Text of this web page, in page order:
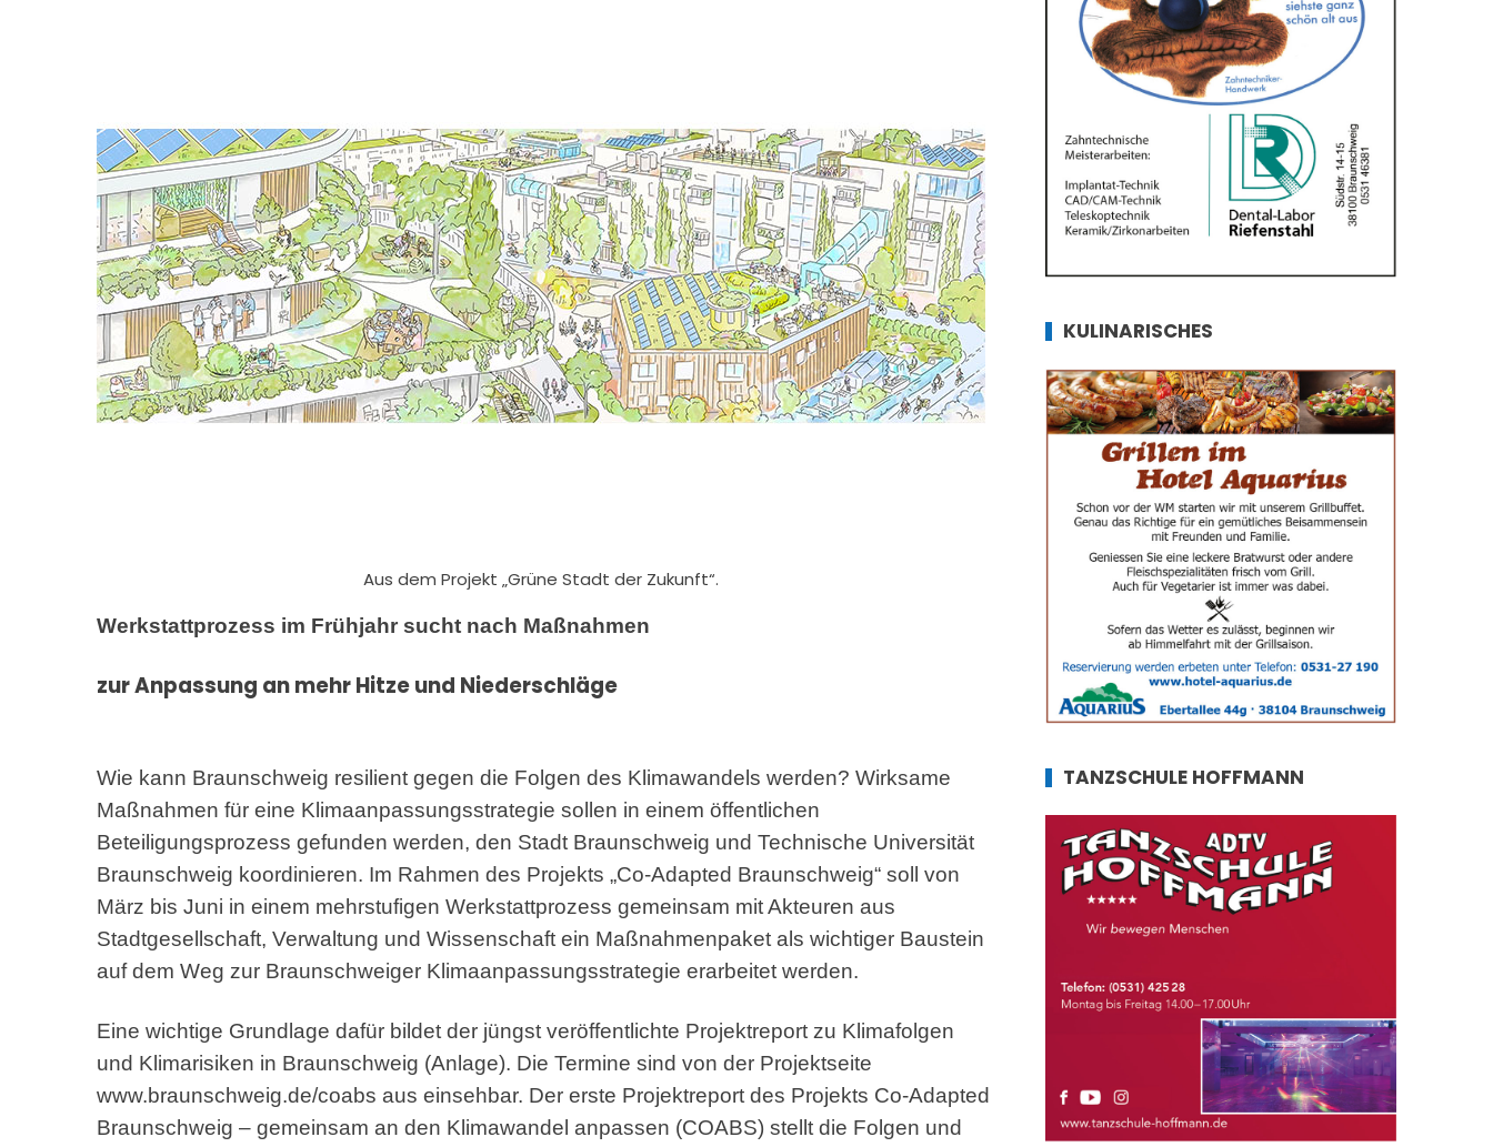
Aus dem Projekt „Grüne Stadt der Zukunft“.
Werkstattprozess im Frühjahr sucht nach Maßnahmen
zur Anpassung an mehr Hitze und Niederschläge
Wie kann Braunschweig resilient gegen die Folgen des Klimawandels werden? Wirksame
Maßnahmen für eine Klimaanpassungsstrategie sollen in einem öffentlichen
Beteiligungsprozess gefunden werden, den Stadt Braunschweig und Technische Universität
Braunschweig koordinieren. Im Rahmen des Projekts „Co-Adapted Braunschweig“ soll von
März bis Juni in einem mehrstufigen Werkstattprozess gemeinsam mit Akteuren aus
Stadtgesellschaft, Verwaltung und Wissenschaft ein Maßnahmenpaket als wichtiger Baustein
auf dem Weg zur Braunschweiger Klimaanpassungsstrategie erarbeitet werden.
Eine wichtige Grundlage dafür bildet der jüngst veröffentlichte Projektreport zu Klimafolgen
und Klimarisiken in Braunschweig (Anlage). Die Termine sind von der Projektseite
www.braunschweig.de/coabs aus einsehbar. Der erste Projektreport des Projekts Co-Adapted
Braunschweig – gemeinsam an den Klimawandel anpassen (COABS) stellt die Folgen und
KULINARISCHES
TANZSCHULE HOFFMANN